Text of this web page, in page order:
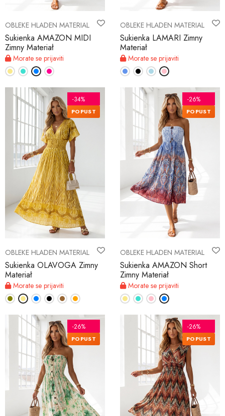
OBLEKE HLADEN MATERIAL
Sukienka AMAZON MIDI
Zimny Materiał
Morate se prijaviti
OBLEKE HLADEN MATERIAL
Sukienka LAMARI Zimny
Materiał
Morate se prijaviti
OBLEKE HLADEN MATERIAL
Sukienka OLAVOGA Zimny
Materiał
Morate se prijaviti
-34%
POPUST
OBLEKE HLADEN MATERIAL
Sukienka AMAZON Short
Zimny Materiał
Morate se prijaviti
-26%
POPUST
-26%
POPUST
-26%
POPUST